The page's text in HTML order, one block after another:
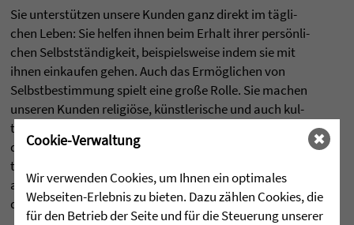
Sie unterstützen unsere Kun­den ganz direkt im tägli­
chen Leben: Sie hel­fen ihnen beim Erhalt ihrer persönli­
chen Selbstständig­keit, bei­spiels­weise indem sie mit
ihnen ein­kau­fen gehen. Auch das Ermögli­chen von
Selbst­be­stim­mung spielt eine große Rolle. Sie machen
unse­ren Kun­den religiöse, künst­le­ri­sche und auch kul­
tu­relle Ange­bote. Und sie sind ein­fach für unsere Kun­
den da und haben ein offe­nes Ohr für sie. Dabei ori­en­
tie­ren sie sich immer an den persönli­chen Vor­lie­ben,
aber eben auch an den Möglich­kei­ten und Res­sour­cen,
die die Men­schen haben.
Cookie-Verwaltung
Wir verwenden Cookies, um Ihnen ein optimales
Webseiten-Erlebnis zu bieten. Dazu zählen Cookies, die
für den Betrieb der Seite und für die Steuerung unserer